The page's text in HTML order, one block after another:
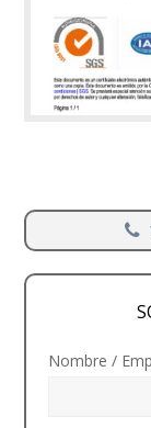
Nombre /